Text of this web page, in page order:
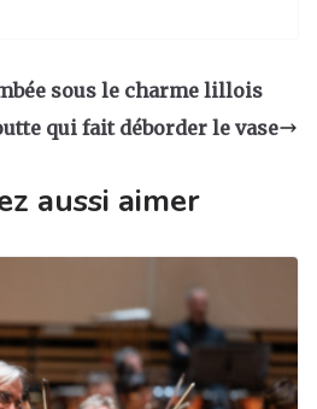
e
dI
g
er
sous le charme lillois
qui fait déborder le vase
aussi aimer